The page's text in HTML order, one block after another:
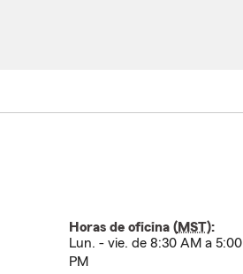
Horas de oficina (MST):
Lun. - vie. de 8:30 AM a 5:00
PM